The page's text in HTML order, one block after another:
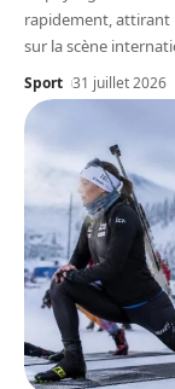
rapidement, attirant
sur la scène
Sport 31 juillet 2026